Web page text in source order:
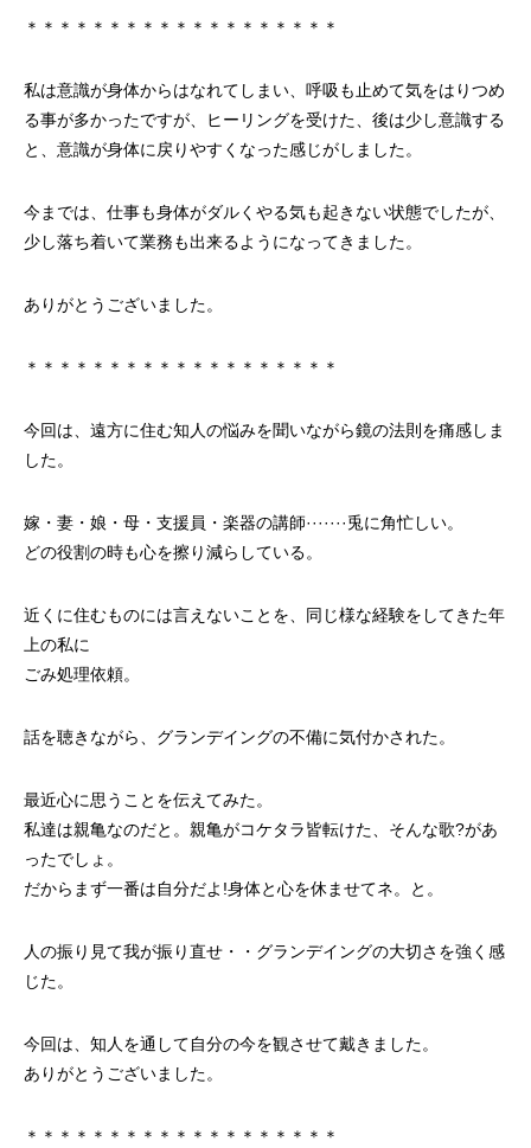
＊＊＊＊＊＊＊＊＊＊＊＊＊＊＊＊＊＊＊
私は意識が身体からはなれてしまい、呼吸も止めて気をはりつめ
る事が多かったですが、ヒーリングを受けた、後は少し意識する
と、意識が身体に戻りやすくなった感じがしました。
今までは、仕事も身体がダルくやる気も起きない状態でしたが、
少し落ち着いて業務も出来るようになってきました。
ありがとうございました。
＊＊＊＊＊＊＊＊＊＊＊＊＊＊＊＊＊＊＊
今回は、遠方に住む知人の悩みを聞いながら鏡の法則を痛感しま
した。
嫁・妻・娘・母・支援員・楽器の講師·······兎に角忙しい。
どの役割の時も心を擦り減らしている。
近くに住むものには言えないことを、同じ様な経験をしてきた年
上の私に
ごみ処理依頼。
話を聴きながら、グランデイングの不備に気付かされた。
最近心に思うことを伝えてみた。
私達は親亀なのだと。親亀がコケタラ皆転けた、そんな歌?があ
ったでしょ。
だからまず一番は自分だよ!身体と心を休ませてネ。と。
人の振り見て我が振り直せ・・グランデイングの大切さを強く感
じた。
今回は、知人を通して自分の今を観させて戴きました。
ありがとうございました。
＊＊＊＊＊＊＊＊＊＊＊＊＊＊＊＊＊＊＊